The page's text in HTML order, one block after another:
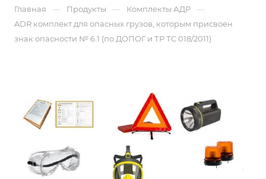
Главная — Продукты — Комплекты АДР —
ADR комплект для опасных грузов, которым присвоен
знак опасности № 6.1 (по ДОПОГ и ТР ТС 018/2011)